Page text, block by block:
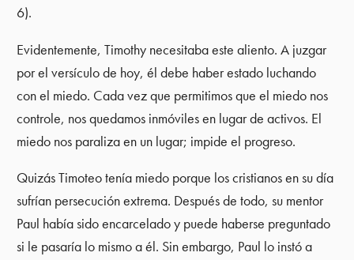
6).
Evidentemente, Timothy necesitaba este aliento. A juzgar
por el versículo de hoy, él debe haber estado luchando
con el miedo. Cada vez que permitimos que el miedo nos
controle, nos quedamos inmóviles en lugar de activos. El
miedo nos paraliza en un lugar; impide el progreso.
Quizás Timoteo tenía miedo porque los cristianos en su día
sufrían persecución extrema. Después de todo, su mentor
Paul había sido encarcelado y puede haberse preguntado
si le pasaría lo mismo a él. Sin embargo, Paul lo instó a